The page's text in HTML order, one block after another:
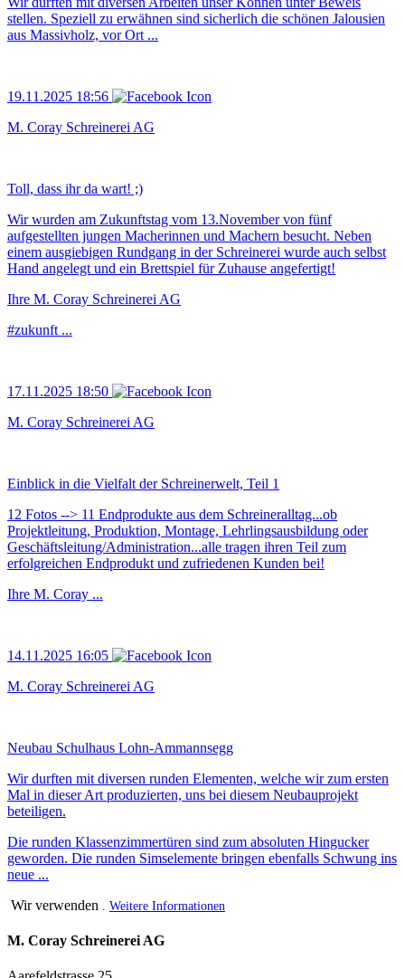
stellen. Speziell zu erwähnen sind sicherlich die schönen Jalousien
aus Massivholz, vor Ort ...
19.11.2025 18:56
M. Coray Schreinerei AG
Toll, dass ihr da wart! ;)
Wir wurden am Zukunftstag vom 13.November von fünf
aufgestellten jungen Macherinnen und Machern besucht. Neben
einem ausgiebigen Rundgang in der Schreinerei wurde auch selbst
Hand angelegt und ein Brettspiel für Zuhause angefertigt!
Ihre M. Coray Schreinerei AG
#zukunft ...
17.11.2025 18:50
M. Coray Schreinerei AG
Einblick in die Vielfalt der Schreinerwelt, Teil 1
12 Fotos --> 11 Endprodukte aus dem Schreineralltag...ob
Projektleitung, Produktion, Montage, Lehrlingsausbildung oder
Geschäftsleitung/Administration...alle tragen ihren Teil zum
erfolgreichen Endprodukt und zufriedenen Kunden bei!
Ihre M. Coray ...
14.11.2025 16:05
M. Coray Schreinerei AG
Neubau Schulhaus Lohn-Ammannsegg
Wir durften mit diversen runden Elementen, welche wir zum ersten
Mal in dieser Art produzierten, uns bei diesem Neubauprojekt
beteiligen.
Die runden Klassenzimmertüren sind zum absoluten Hingucker
geworden. Die runden Simselemente bringen ebenfalls Schwung ins
neue ...
Wir verwenden
Weitere Informationen
M. Coray Schreinerei AG